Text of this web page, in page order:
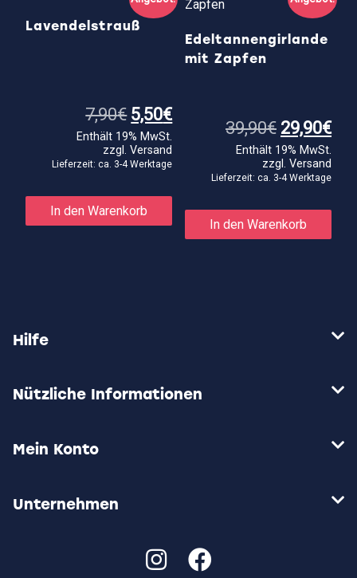
Optionen
auf
der
Produktseite
Lavendelstrauß
7,90€ Ursprünglicher
Preis
war:
7,90€
5,50€Aktueller
Preis
Enthält 19% MwSt.
zzgl.Versand
Lieferzeit: ca. 3-4 Werktage
In den Warenkorb
Edeltannengirlande
mit Zapfen
39,90€
Preis
war:
39,90€
29,90€
Enthält 19% MwSt.
zzgl. Versand
Lieferzeit: ca. 3-4 Werktage
In den Warenkorb
Hilfe
Nützliche Informationen
Mein Konto
Unternehmen